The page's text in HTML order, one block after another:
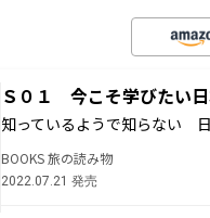
Ｓ０１ 今こそ学びたい
知っているようで知らない
BOOKS 旅の読み物
2022.07.21 発売